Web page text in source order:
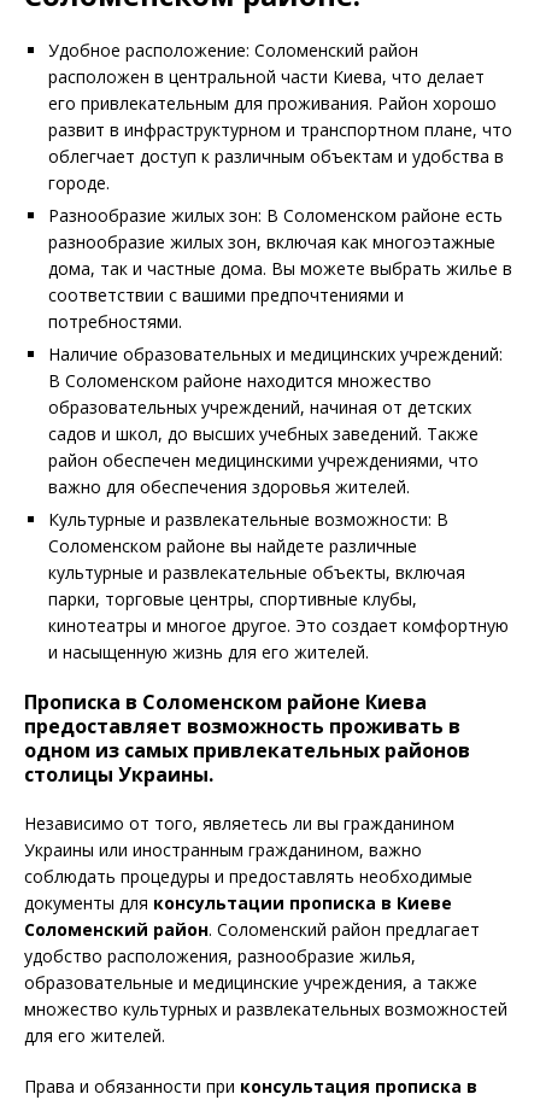
Удобное расположение: Соломенский район
расположен в центральной части Киева, что делает
его привлекательным для проживания. Район хорошо
развит в инфраструктурном и транспортном плане, что
облегчает доступ к различным объектам и удобства в
городе.
Разнообразие жилых зон: В Соломенском районе есть
разнообразие жилых зон, включая как многоэтажные
дома, так и частные дома. Вы можете выбрать жилье в
соответствии с вашими предпочтениями и
потребностями.
Наличие образовательных и медицинских учреждений:
В Соломенском районе находится множество
образовательных учреждений, начиная от детских
садов и школ, до высших учебных заведений. Также
район обеспечен медицинскими учреждениями, что
важно для обеспечения здоровья жителей.
Культурные и развлекательные возможности: В
Соломенском районе вы найдете различные
культурные и развлекательные объекты, включая
парки, торговые центры, спортивные клубы,
кинотеатры и многое другое. Это создает комфортную
и насыщенную жизнь для его жителей.
Прописка в Соломенском районе Киева
предоставляет возможность проживать в
одном из самых привлекательных районов
столицы Украины.
Независимо от того, являетесь ли вы гражданином
Украины или иностранным гражданином, важно
соблюдать процедуры и предоставлять необходимые
документы для консультации прописка в Киеве
Соломенский район. Соломенский район предлагает
удобство расположения, разнообразие жилья,
образовательные и медицинские учреждения, а также
множество культурных и развлекательных возможностей
для его жителей.
Права и обязанности при консультация прописка в